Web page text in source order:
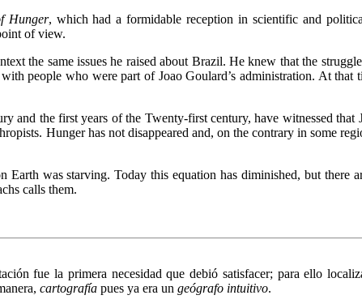
Hunger, which had a formidable reception in scientific and
of view.
the same issues he raised about Brazil. He knew that the
people who were part of Joao Goulard’s administration. At that
the first years of the Twenty-first century, have witnessed that
Hunger has not disappeared and, on the contrary in some
was starving. Today this equation has diminished, but there
calls them.
fue la primera necesidad que debió satisfacer; para ello
cartografía pues ya era un geógrafo intuitivo.